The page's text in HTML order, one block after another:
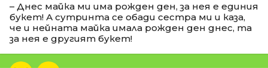
– Днес майка ми има рожден ден, за нея е единия
букет! А сутринта се обади сестра ми и каза,
че и нейната майка имала рожден ден днес, та
за нея е другият букет!